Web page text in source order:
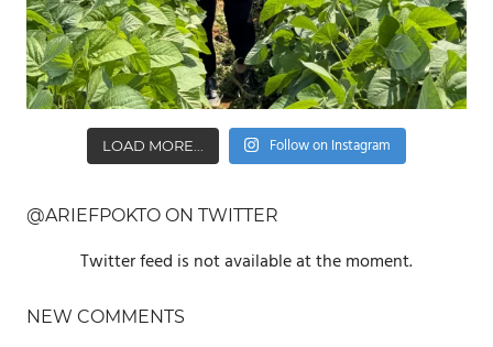
LOAD MORE... Follow on Instagram
@ARIEFPOKTO ON TWITTER
Twitter feed is not available at the moment.
NEW COMMENTS